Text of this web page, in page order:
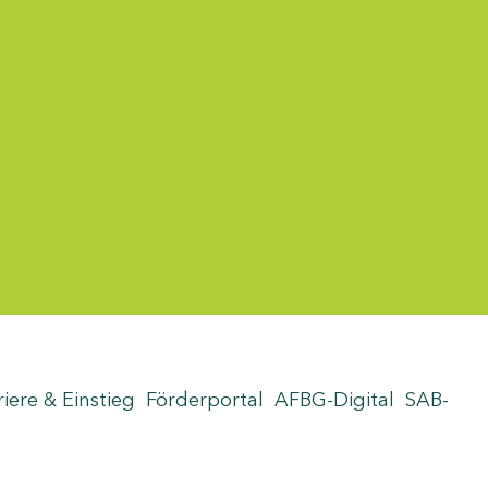
& Einstieg Förderportal AFBG-Digital SAB-